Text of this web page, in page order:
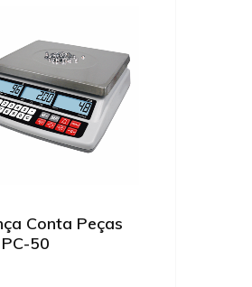
Conta Peças
PC-50